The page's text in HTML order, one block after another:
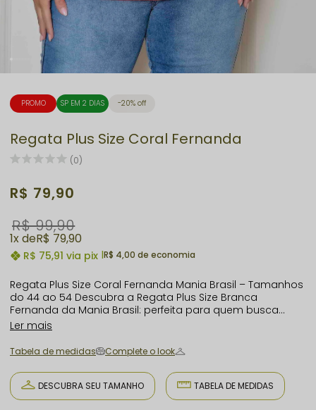
PROMO SP EM 2 DIAS 20% off
Regata Plus Size Coral Fernanda
(0)
R$ 75,91 via pix |R$ 4,00 de economia
R$ 99,90
R$ 79,90
1x R$ 79,90
Regata Plus Size Coral Fernanda Mania Brasil – Tamanhos
do 44 ao 54 Descubra a Regata Plus Size Branca
Fernanda da Mania Brasil: perfeita para quem busca
conforto, estilo e caimento impecável em tamanhos do
macio, elasticidade e frescor para os dias quentes. O
detalhe metalizado no decote traz modernidade e
sofisticação para mulheres que amam tendências plus
size. Versátil, combina com shorts, calças ou saias para
criar looks casuais e elegantes. Moda plus size autêntica,
Ler mais
Tabela de medidas Complete o look
DESCUBRA SEU TAMANHO TABELA DE MEDIDAS